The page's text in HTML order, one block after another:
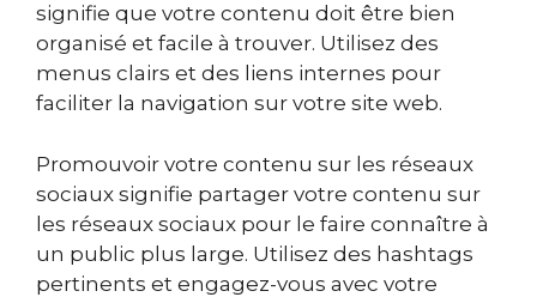
signifie que votre contenu doit être bien
organisé et facile à trouver. Utilisez des
menus clairs et des liens internes pour
faciliter la navigation sur votre site web.
Promouvoir votre contenu sur les réseaux
sociaux signifie partager votre contenu sur
les réseaux sociaux pour le faire connaître à
un public plus large. Utilisez des hashtags
pertinents et engagez-vous avec votre